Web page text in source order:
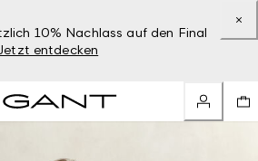
10% Nachlass auf den Final
entdecken